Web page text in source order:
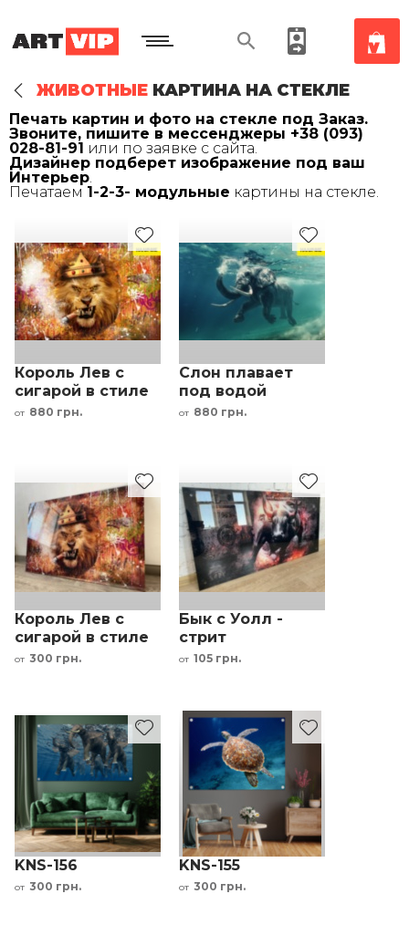
ЖИВОТНЫЕ КАРТИНА НА СТЕКЛЕ
Печать картин и фото на стекле под Заказ.
Звоните, пишите в мессенджеры +38 (093)
028-81-91 или по заявке с сайта.
Дизайнер подберет изображение под ваш
Интерьер.
Печатаем 1-2-3- модульные картины на стекле.
Король Лев с
сигарой в стиле
граффити
от 880 грн.
Слон плавает
под водой
картина на
от 880 грн.
Король Лев с
сигарой в стиле
граффити
от 300 грн.
Бык с Уолл -
стрит
от 105 грн.
KNS-156
от 300 грн.
KNS-155
от 300 грн.